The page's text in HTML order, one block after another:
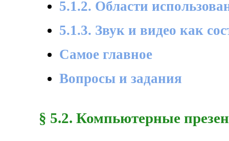
5.1.2. Области
5.1.3. Звук и видео как
Самое главное
Вопросы и задания
§ 5.2. Компьютерные